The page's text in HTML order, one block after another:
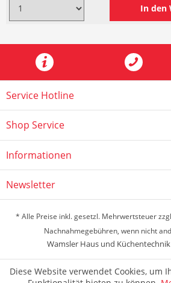
In den
Service Hotline
Shop Service
Informationen
Newsletter
* Alle Preise inkl. gesetzl. Mehrwertsteuer
Nachnahmegebühren, wenn nicht
Wamsler Haus und
Diese Website verwendet Cookies, um